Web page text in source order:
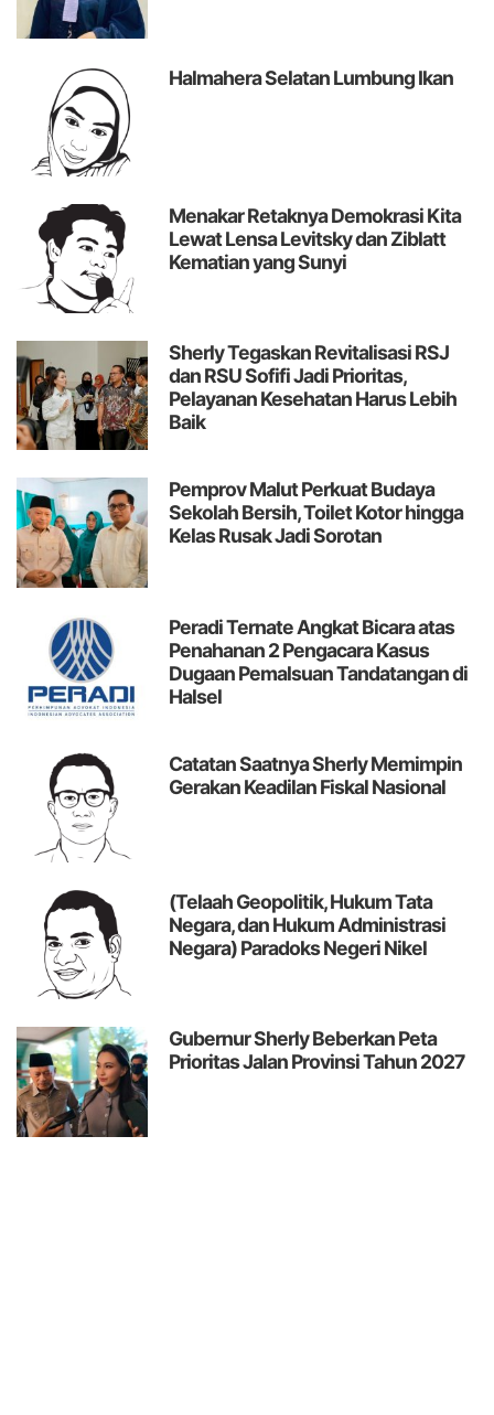
Halmahera Selatan Lumbung Ikan
Menakar Retaknya Demokrasi Kita
Lewat Lensa Levitsky dan Ziblatt
Kematian yang Sunyi
Sherly Tegaskan Revitalisasi RSJ
dan RSU Sofifi Jadi Prioritas,
Pelayanan Kesehatan Harus Lebih
Baik
Pemprov Malut Perkuat Budaya
Sekolah Bersih, Toilet Kotor hingga
Kelas Rusak Jadi Sorotan
Peradi Ternate Angkat Bicara atas
Penahanan 2 Pengacara Kasus
Dugaan Pemalsuan Tandatangan di
Halsel
CatatanSaatnya Sherly Memimpin
Gerakan Keadilan Fiskal Nasional
(Telaah Geopolitik, Hukum Tata
Negara, dan Hukum Administrasi
Negara)Paradoks Negeri Nikel
Gubernur Sherly Beberkan Peta
Prioritas Jalan Provinsi Tahun 2027